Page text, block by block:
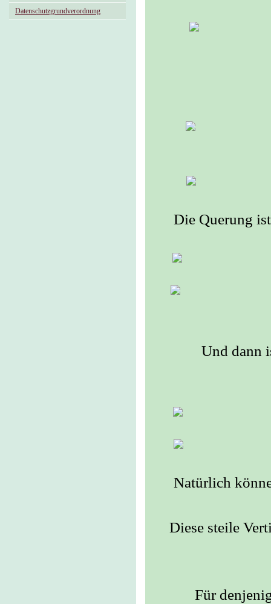
Datenschutzgrundverordnung
Die Querung
Und dann
Natürlich
Diese steile
Für